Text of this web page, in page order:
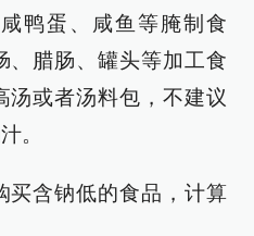
鸭蛋、咸鱼等腌制食
、腊肠、罐头等加工食
或者汤料包，不建议
。
含钠低的食品，计算